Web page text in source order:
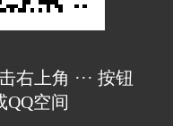
右上角 ··· 按钮
QQ空间